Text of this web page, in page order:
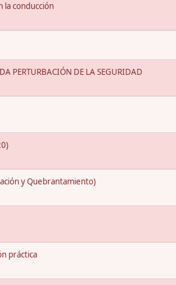
la conducción
PERTURBACIÓN DE LA SEGURIDAD
y Quebrantamiento)
práctica